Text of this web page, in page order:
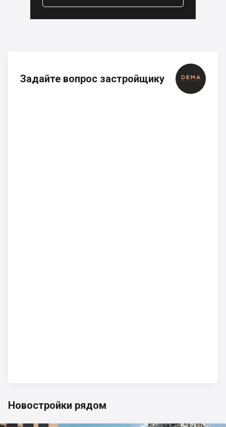
Задайте вопрос застройщику
Новостройки рядом